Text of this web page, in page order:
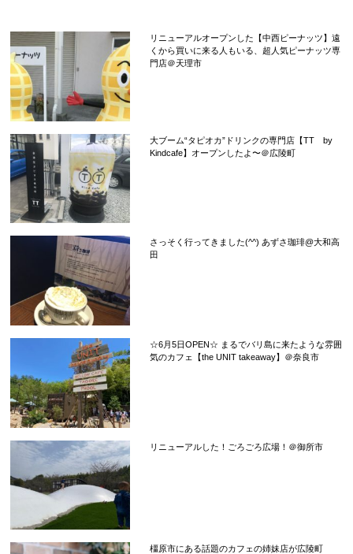
リニューアルオープンした【中西ピーナッツ】遠
くから買いに来る人もいる、超人気ピーナッツ専
門店＠天理市
大ブーム“タピオカ”ドリンクの専門店【TT by
Kindcafe】オープンしたよ〜＠広陵町
さっそく行ってきました(^^) あずさ珈琲@大和高
田
☆6月5日OPEN☆ まるでバリ島に来たような雰囲
気のカフェ【the UNIT takeaway】＠奈良市
リニューアルした！ごろごろ広場！＠御所市
橿原市にある話題のカフェの姉妹店が広陵町